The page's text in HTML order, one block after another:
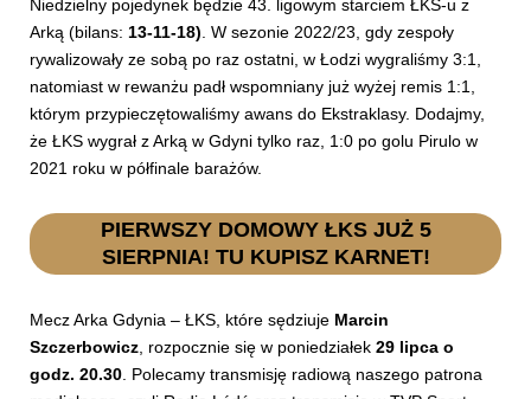
Niedzielny pojedynek będzie 43. ligowym starciem ŁKS-u z
Arką (bilans: 13-11-18) . W sezonie 2022/23, gdy zespoły
rywalizowały ze sobą po raz ostatni, w Łodzi wygraliśmy 3:1,
natomiast w rewanżu padł wspomniany już wyżej remis 1:1,
którym przypieczętowaliśmy awans do Ekstraklasy. Dodajmy,
że ŁKS wygrał z Arką w Gdyni tylko raz, 1:0 po golu Pirulo w
2021 roku w półfinale barażów.
PIERWSZY DOMOWY ŁKS JUŻ 5
SIERPNIA! TU KUPISZ KARNET!
Mecz Arka Gdynia – ŁKS, które sędziuje Marcin
Szczerbowicz , rozpocznie się w poniedziałek 29 lipca o
godz. 20.30 . Polecamy transmisję radiową naszego patrona